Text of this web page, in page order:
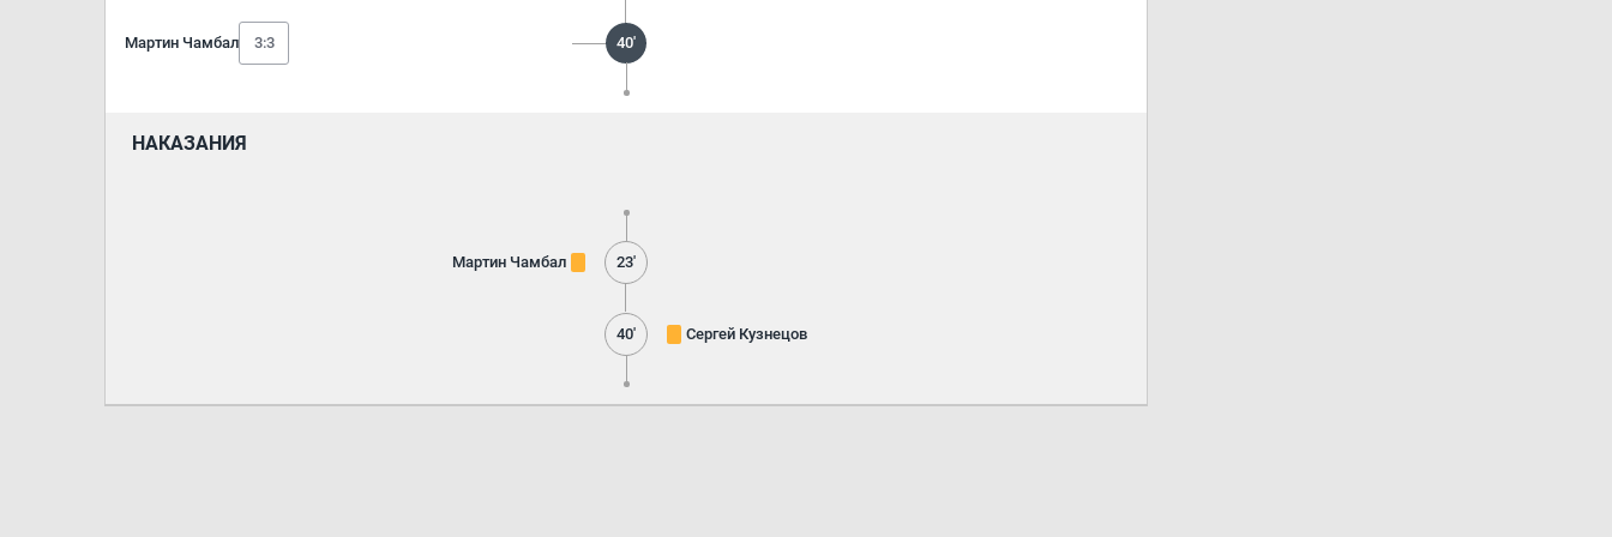
Мартин Чамбал 3:3 40'
НАКАЗАНИЯ
Мартин Чамбал 23'
40' Сергей Кузнецов